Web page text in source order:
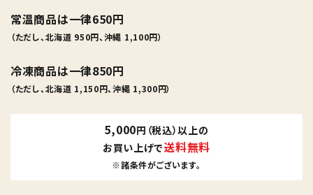
常温商品は一律650円
（ただし、北海道 950円、沖縄 1,100円）
冷凍商品は一律850円
（ただし、北海道 1,150円、沖縄 1,300円）
5,000円（税込）以上の
お買い上げで送料無料
※諸条件がございます。